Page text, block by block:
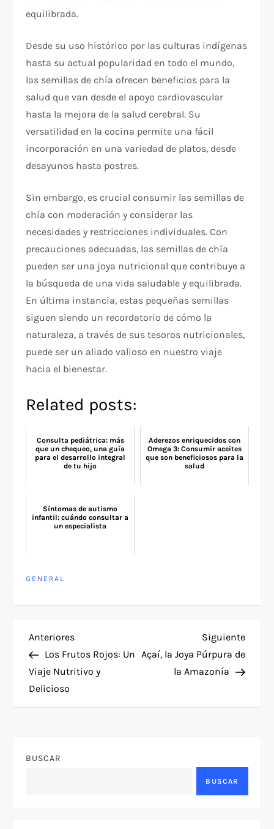
equilibrada.
Desde su uso histórico por las culturas indígenas
hasta su actual popularidad en todo el mundo,
las semillas de chía ofrecen beneficios para la
salud que van desde el apoyo cardiovascular
hasta la mejora de la salud cerebral. Su
versatilidad en la cocina permite una fácil
incorporación en una variedad de platos, desde
desayunos hasta postres.
Sin embargo, es crucial consumir las semillas de
chía con moderación y considerar las
necesidades y restricciones individuales. Con
precauciones adecuadas, las semillas de chía
pueden ser una joya nutricional que contribuye a
la búsqueda de una vida saludable y equilibrada.
En última instancia, estas pequeñas semillas
siguen siendo un recordatorio de cómo la
naturaleza, a través de sus tesoros nutricionales,
puede ser un aliado valioso en nuestro viaje
hacia el bienestar.
Related posts:
Consulta pediátrica: más
que un chequeo, una guía
para el desarrollo integral
de tu hijo
Aderezos enriquecidos con
Omega 3: Consumir aceites
que son beneficiosos para la
salud
Síntomas de autismo
infantil: cuándo consultar a
un especialista
GENERAL
N
a
v
g
Entrada
anterior
Anteriores
Los Frutos Rojos: Un
Viaje Nutritivo y
Delicioso
Siguiente
Açaí, la Joya Púrpura de
la Amazonía
BUSCAR
BUSCAR